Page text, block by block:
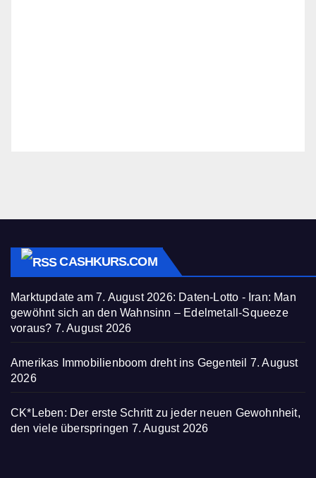
CASHKURS.COM
Marktupdate am 7. August 2026: Daten-Lotto - Iran: Man
gewöhnt sich an den Wahnsinn – Edelmetall-Squeeze
voraus? 7. August 2026
Amerikas Immobilienboom dreht ins Gegenteil 7. August
2026
CK*Leben: Der erste Schritt zu jeder neuen Gewohnheit,
den viele überspringen 7. August 2026